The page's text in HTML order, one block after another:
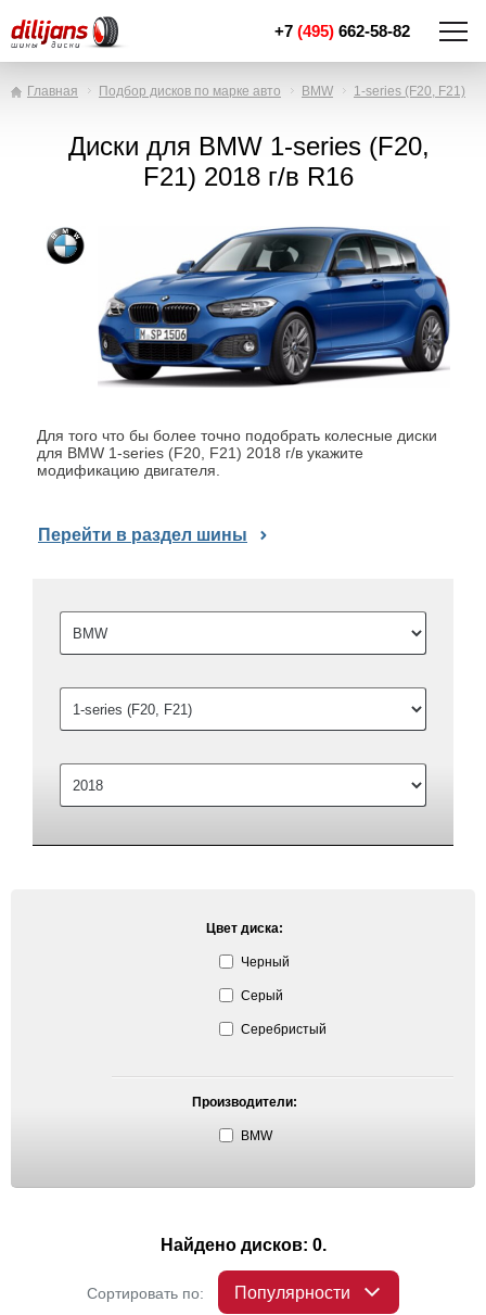
+7 (495) 662-58-82
Главная Подбор дисков по марке авто BMW 1-series (F20, F21)
Диски для BMW 1-series (F20,
F21) 2018 г/в R16
Для того что бы более точно подобрать колесные диски
для BMW 1-series (F20, F21) 2018 г/в укажите
модификацию двигателя.
Перейти в раздел шины
Цвет диска:
Черный
Серый
Серебристый
Производители:
BMW
Найдено дисков: 0.
Сортировать по: Популярности